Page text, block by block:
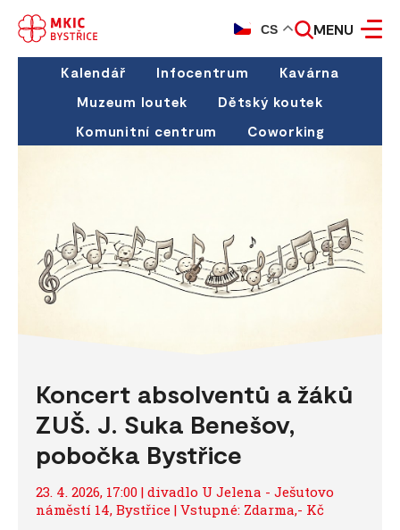
CS MENU
Kalendář Infocentrum
Kavárna
Muzeum loutek
Dětský koutek
Komunitní centrum
Coworking
Koncert absolventů a žáků
ZUŠ. J. Suka Benešov,
pobočka Bystřice
23. 4. 2026, 17:00 | divadlo U Jelena - Ješutovo
náměstí 14, Bystřice | Vstupné: Zdarma,- Kč